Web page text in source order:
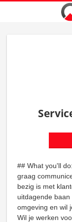
## What you'll
graag
bezig is met
uitdagende
omgeving en wil
Wil je werken